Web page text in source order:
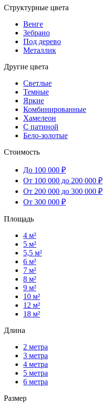
Структурные цвета
Венге
Зебрано
Под дерево
Металлик
Другие цвета
Светлые
Темные
Яркие
Комбинированные
Хамелеон
С патиной
Бело-золотые
Стоимость
До 100 000 ₽
От 100 000 до 200 000 ₽
От 200 000 до 300 000 ₽
От 300 000 ₽
Площадь
4 м²
5 м²
5,5 м²
6 м²
7 м²
8 м²
9 м²
10 м²
12 м²
18 м²
Длина
2 метра
3 метра
4 метра
5 метра
6 метра
Размер